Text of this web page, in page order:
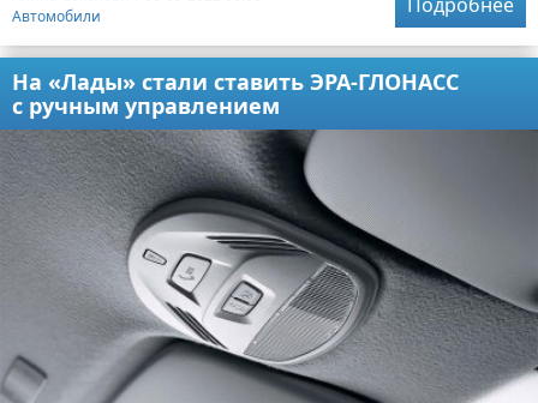
Автомобили
На «Лады» стали ставить ЭРА-ГЛОНАСС
с ручным управлением